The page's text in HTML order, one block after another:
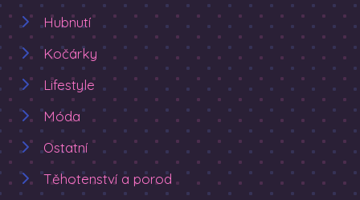
Hubnutí
Kočárky
Lifestyle
Móda
Ostatní
Těhotenství a porod